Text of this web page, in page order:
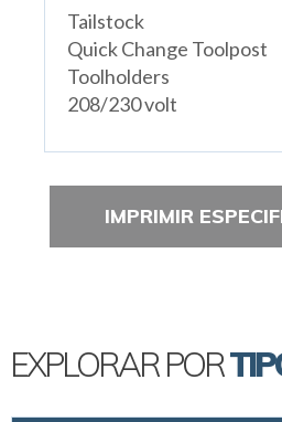
Tailstock
Quick Change Toolpost
Toolholders
208/230 volt
IMPRIMIR
EXPLORAR POR